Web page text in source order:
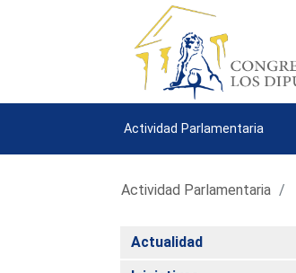
Actividad Parlamentaria
Actividad Parlamentaria
Actualidad